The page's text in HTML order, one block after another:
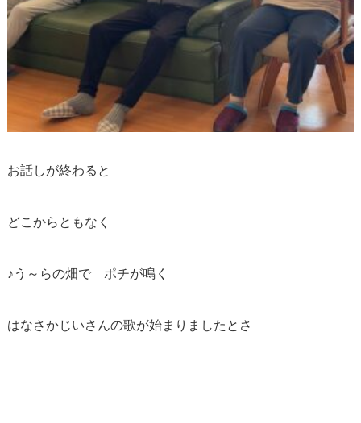
お話しが終わると
どこからともなく
♪う～らの畑で ポチが鳴く
はなさかじいさんの歌が始まりましたとさ